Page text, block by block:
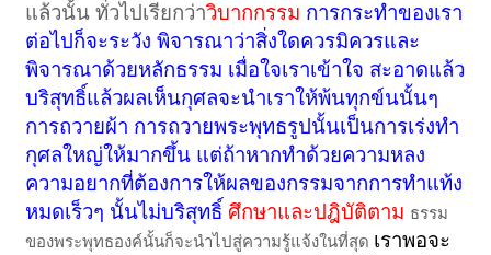
แล้วนั้น ทั่วไปเรียกว่าวิบากกรรม การกระทำของเรา
ต่อไปก็จะระวัง พิจารณาว่าสิ่งใดควรมิควรและ
พิจารณาด้วยหลักธรรม เมื่อใจเราเข้าใจ สะอาดแล้ว
บริสุทธิ์แล้วผลเห็นกุศลจะนำเราให้พ้นทุกข์นนั้นๆ
การถวายผ้า การถวายพระพุทธรูปนั้นเป็นการเร่งทำ
กุศลใหญ่ให้มากขึ้น แต่ถ้าหากทำด้วยความหลง
ความอยากที่ต้องการให้ผลของกรรมจากการทำแท้ง
หมดเร็วๆ นั้นไม่บริสุทธิ์ ศึกษาและปฎิบัติตาม ธรรม
ของพระพุทธองค์นั้นก็จะนำไปสู่ความรู้แจ้งในที่สุด เราพอจะ